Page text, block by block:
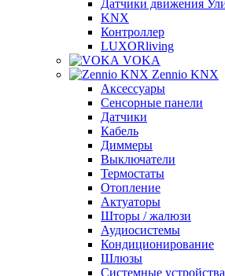
Датчики движения
KNX
Контроллер
LUXORliving
VOKA
Zennio KNX
Аксессуары
Сенсорные панели
Датчики
Кабель
Диммеры
Выключатели
Термостаты
Отопление
Актуаторы
Шторы / жалюзи
Аудиосистемы
Кондиционирование
Шлюзы
Системные устройства